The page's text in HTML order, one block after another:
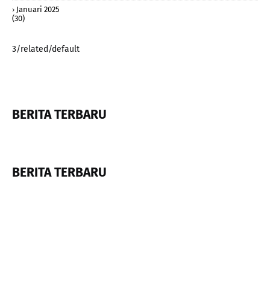
Januari 2025
(30)
3/related/default
BERITA TERBARU
BERITA TERBARU